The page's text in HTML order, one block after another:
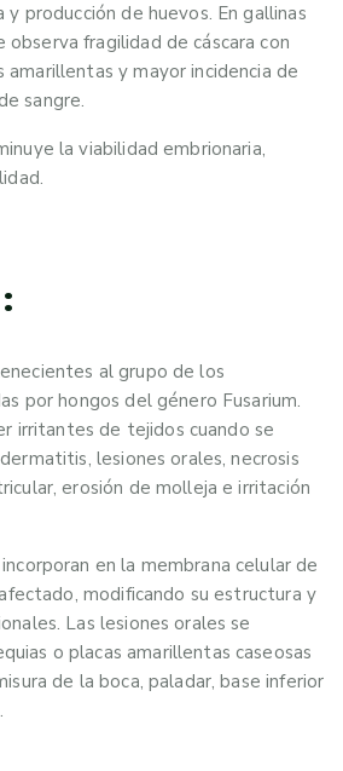
y producción de huevos. En gallinas
observa fragilidad de cáscara con
amarillentas y mayor incidencia de
sangre.
la viabilidad embrionaria,
al grupo de los
por hongos del género Fusarium.
irritantes de tejidos cuando se
lesiones orales, necrosis
erosión de molleja e irritación
en la membrana celular de
modificando su estructura y
Las lesiones orales se
o placas amarillentas caseosas
de la boca, paladar, base inferior